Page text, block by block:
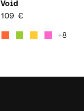
Void
109 €
+8